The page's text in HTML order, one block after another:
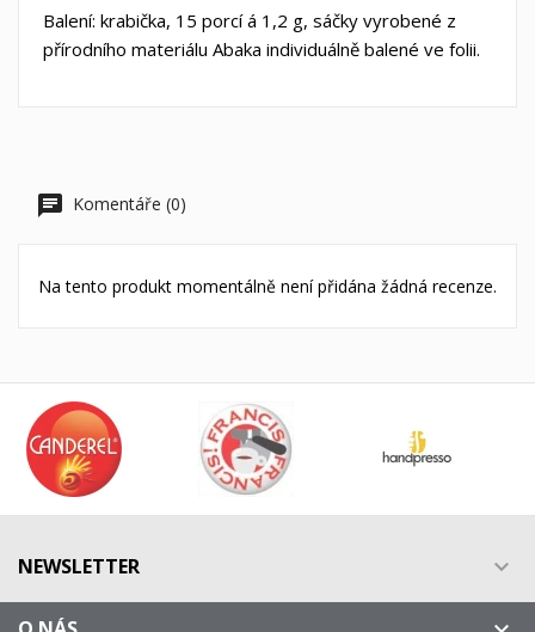
Balení: krabička, 15 porcí á 1,2 g, sáčky vyrobené z
přírodního materiálu Abaka individuálně balené ve folii.
Komentáře (0)
Na tento produkt momentálně není přidána žádná recenze.
NEWSLETTER 